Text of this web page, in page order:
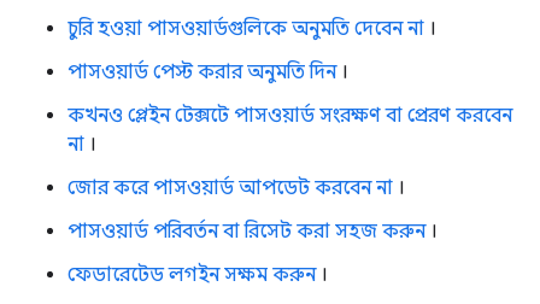
চুরি হওয়া পাসওয়ার্ডগুলিকে অনুমতি দেবেন না ।
পাসওয়ার্ড পেস্ট করার অনুমতি দিন।
কখনও প্লেইন টেক্সটে পাসওয়ার্ড সংরক্ষণ বা প্রেরণ করবেন
না ।
জোর করে পাসওয়ার্ড আপডেট করবেন না ।
পাসওয়ার্ড পরিবর্তন বা রিসেট করা সহজ করুন।
ফেডারেটেড লগইন সক্ষম করুন।